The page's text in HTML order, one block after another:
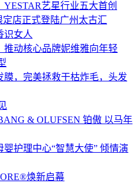
YESTAR艺星行业五大首创
店正式登陆广州太古汇
识女人
推动核心品牌妮维雅向年轻
膜，完美拯救干枯炸毛，头发
& OLUFSEN 铂傲 以马年
护理中心“智慧大使” 倾情演
焕新启幕